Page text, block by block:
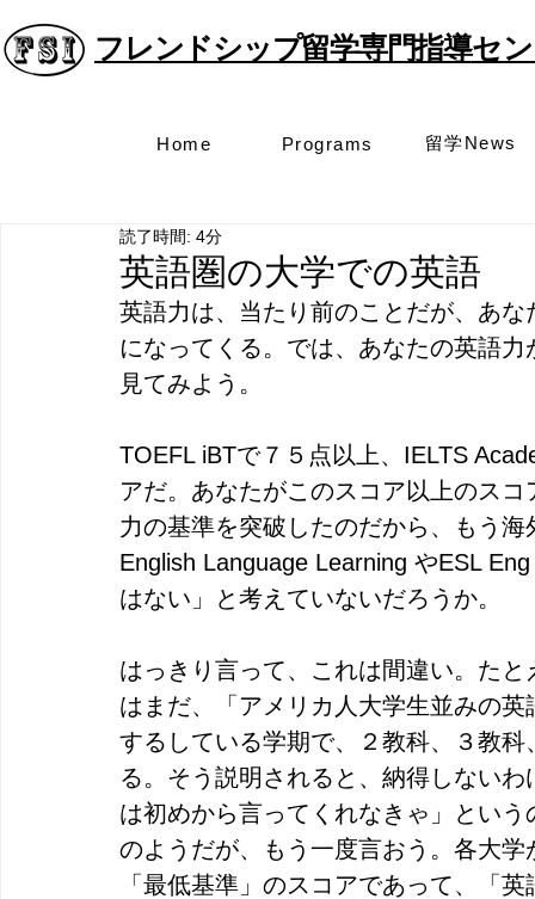
フレンドシップ留学専門指導セ
Home Programs 留学News
英語圏の大学での英語
読了時間: 4分
英語力は、当たり前のことだが、あ
になってくる。では、あなたの英語
見てみよう。
TOEFL iBTで７５点以上、IELTS
アだ。あなたがこのスコア以上のス
力の基準を突破したのだから、もう
English Language Learning やESL
はない」と考えていないだろうか。
はっきり言って、これは間違い。た
はまだ、「アメリカ人大学生並みの
するしている学期で、２教科、３教
る。そう説明されると、納得しない
は初めから言ってくれなきゃ」とい
のようだが、もう一度言おう。各大
「最低基準」のスコアであって、「